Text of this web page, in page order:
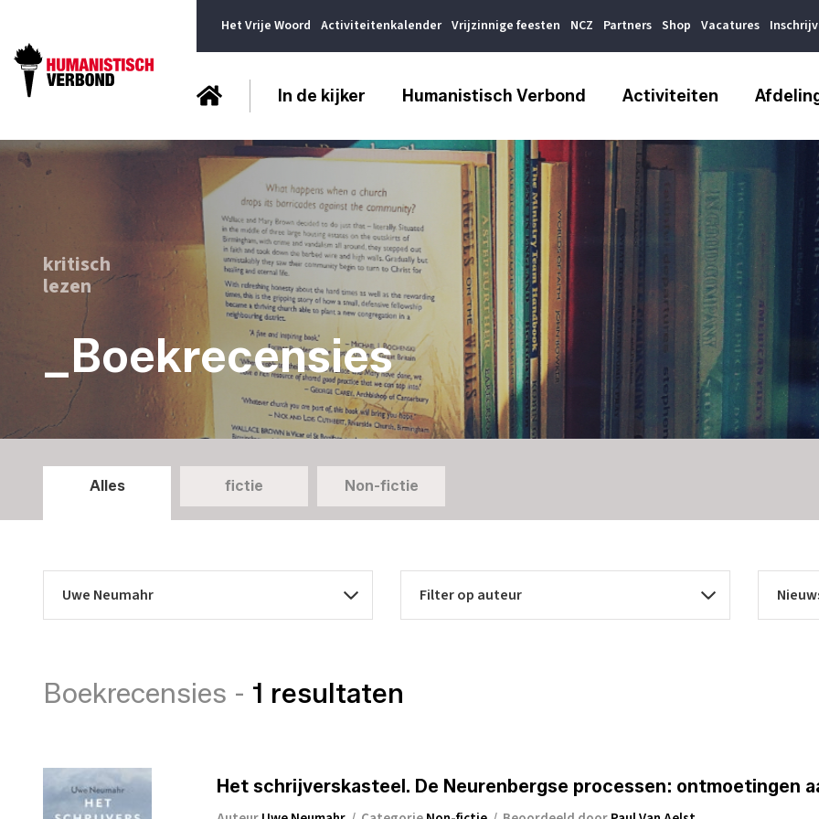
Het Vrije Woord Activiteitenkalender Vrijzinnige feesten NCZ Partners Shop Vacatures
In de kijker Humanistisch Verbond Activiteiten
kritisch
lezen
_Boekrecensies
Alles fictie Non-fictie
Boekrecensies - 1 resultaten
Het schrijverskasteel. De Neurenbergse processen: ontmoetingen